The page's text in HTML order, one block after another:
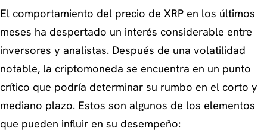
El comportamiento del precio de XRP en los últimos
meses ha despertado un interés considerable entre
inversores y analistas. Después de una volatilidad
notable, la criptomoneda se encuentra en un punto
crítico que podría determinar su rumbo en el corto y
mediano plazo. Estos son algunos de los elementos
que pueden influir en su desempeño: